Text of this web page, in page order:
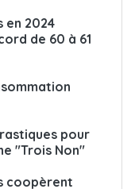
en 2024
de 60 à 61
pour
"Trois Non"
coopèrent